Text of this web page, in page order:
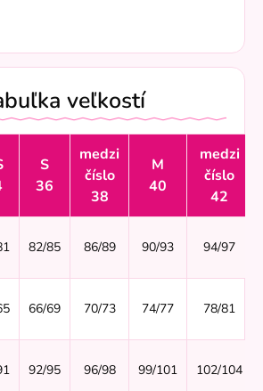
veľkostí
S
36
medzi
číslo
38
M
40
medzi
číslo
42
82/85 86/89 90/93 94/97
66/69 70/73 74/77 78/81
92/95 96/98 99/101 102/104